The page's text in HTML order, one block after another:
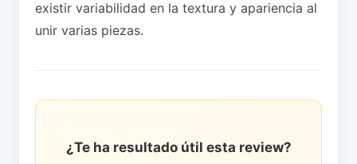
existir variabilidad en la textura y apariencia al
unir varias piezas.
¿Te ha resultado útil esta review?